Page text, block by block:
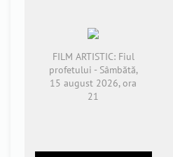
FILM ARTISTIC: Fiul
profetului - Sâmbătă,
15 august 2026, ora
21